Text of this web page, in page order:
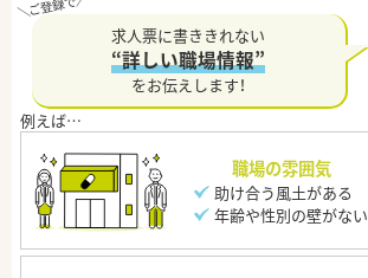
求人票に書ききれない
“詳しい職場情報”
をお伝えします！
職場の雰囲気
助け合う風土がある
年齢や性別の壁がない